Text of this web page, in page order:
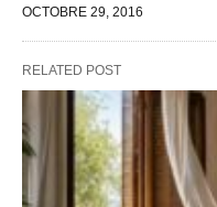
OCTOBRE 29, 2016
RELATED POST